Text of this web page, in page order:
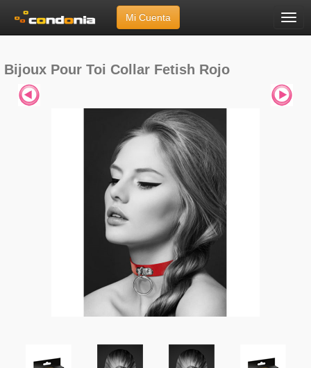
Menú
Mi Cuenta
Bijoux Pour Toi»Collar Fetish Rojo
Bijoux Pour Toi Collar Fetish Rojo